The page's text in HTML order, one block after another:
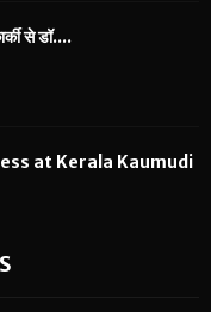
से डॉ....
at Kerala Kaumudi